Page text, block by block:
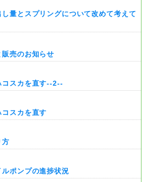
量とスプリングについて改めて考えて
売のお知らせ
コスカを直す--2--
スカを直す
方
ポンプの進捗状況